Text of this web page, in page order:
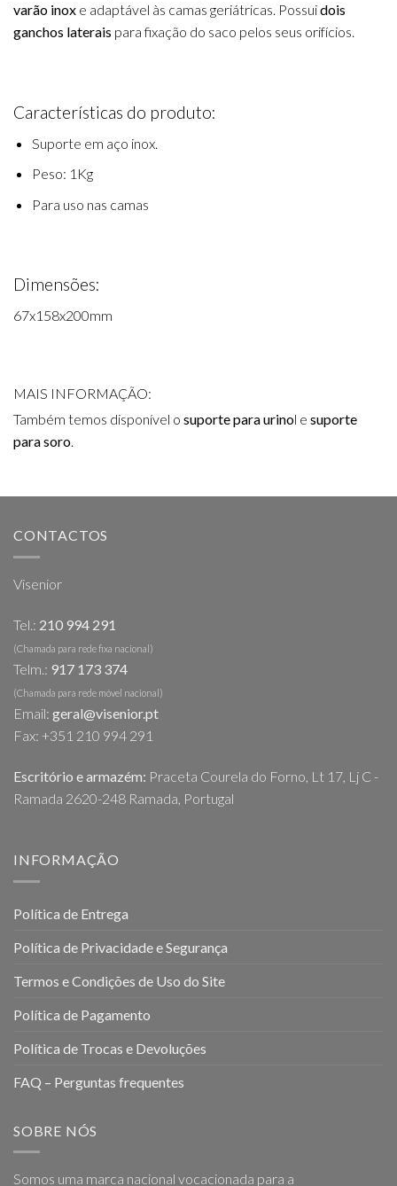
varão inox e adaptável às camas geriátricas. Possuidois
ganchos laterais para fixação do saco pelos seus orifícios.
Características do produto:
Suporte em aço inox.
Peso: 1Kg
Para uso nas camas
Dimensões:
67x158x200mm
MAIS INFORMAÇÃO:
Também temos disponível o suporte para urinol e suporte
para soro
CONTACTOS
Visenior
Tel.: 210 994 291
(Chamada para rede fixa nacional)
Telm.: 917 173 374
(Chamada para rede móvel nacional)
Email: geral@visenior.pt
Fax: +351 210 994 291
Escritório e armazém: Praceta Courela do Forno, Lt 17, Lj C -
Ramada 2620-248 Ramada, Portugal
INFORMAÇÃO
Política de Entrega
Política de Privacidade e Segurança
Termos e Condições de Uso do Site
Política de Pagamento
Política de Trocas e Devoluções
FAQ – Perguntas frequentes
SOBRE NÓS
Somos uma marca nacional vocacionada para a